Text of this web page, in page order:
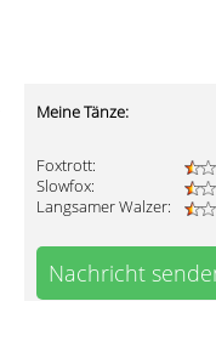
Meine Tänze:
Foxtrott:
Slowfox:
Langsamer Walzer:
Nachricht